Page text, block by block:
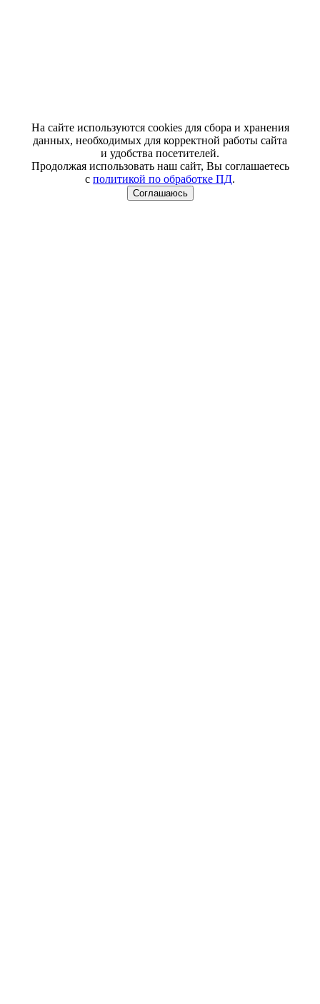
На сайте используются cookies для сбора и хранения
данных, необходимых для корректной работы сайта
и удобства посетителей.
Продолжая использовать наш сайт, Вы соглашаетесь
с политикой по обработке ПД.
Соглашаюсь